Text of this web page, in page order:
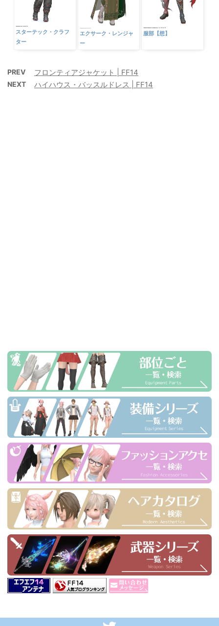
スターテック・クラフ
ター
エクサーク・レンジャ
ー
服部【想】
PREV フロンティアジャケット | FF14
NEXT ハイハウス・バッスルドレス | FF14